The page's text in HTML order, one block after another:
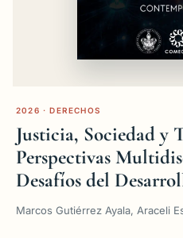
2026 · DERECHOS
Justicia, Sociedad y
Perspectivas
Desafíos del
Marcos Gutiérrez Ayala, Araceli